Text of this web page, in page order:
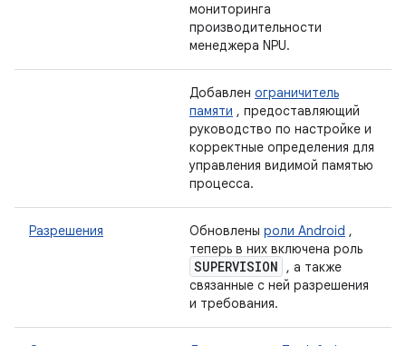
мониторинга
производительности
менеджера NPU.
Добавлен ограничитель
памяти , предоставляющий
руководство по настройке и
корректные определения для
управления видимой памятью
процесса.
Разрешения Обновлены роли Android ,
теперь в них включена роль
SUPERVISION
, а также
связанные с ней разрешения
и требования.